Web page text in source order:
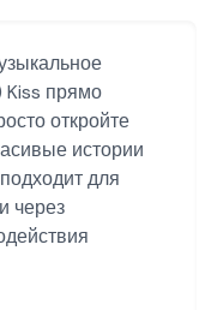
Kiss прямо
откройте
истории
для
через